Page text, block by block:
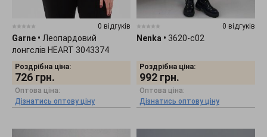
0 відгуків
Garne • Леопардовий
лонгслів HEART 3043374
Роздрібна ціна:
726 грн.
Оптова ціна:
Дізнатись оптову ціну
0 відгуків
Nenka • 3620-c02
Роздрібна ціна:
992 грн.
Оптова ціна:
Дізнатись оптову ціну